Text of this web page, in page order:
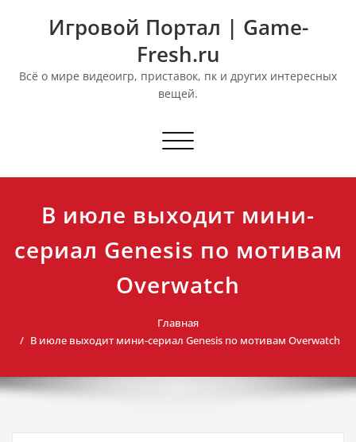
Игровой Портал | Game-
Fresh.ru
Всё о мире видеоигр, приставок, пк и других интересных
вещей.
Переключить
В июле выходит мини-
сериал Genesis по мотивам
Overwatch
Главная
В июле выходит мини-сериал Genesis по мотивам Overwatch